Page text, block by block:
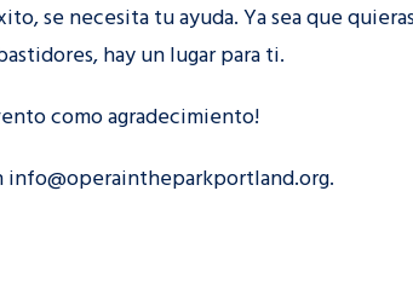
se necesita tu ayuda. Ya sea que
hay un lugar para ti.
como agradecimiento!
info@operaintheparkportland.org.